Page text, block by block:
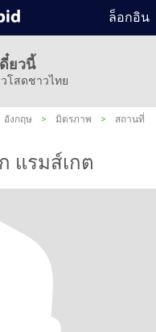
ล็อกอิน
ยวนี้
โสดชาวไทย
อังกฤษ > มิตรภาพ >
สถานที่
แรมส์เกต